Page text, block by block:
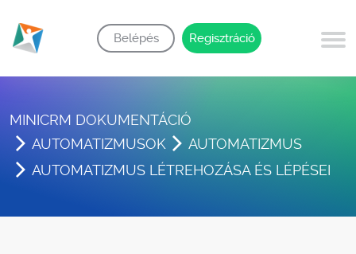
Belépés Regisztráció
MINICRM DOKUMENTÁCIÓ
AUTOMATIZMUSOK
AUTOMATIZMUS
AUTOMATIZMUS LÉTREHOZÁSA ÉS LÉPÉSEI